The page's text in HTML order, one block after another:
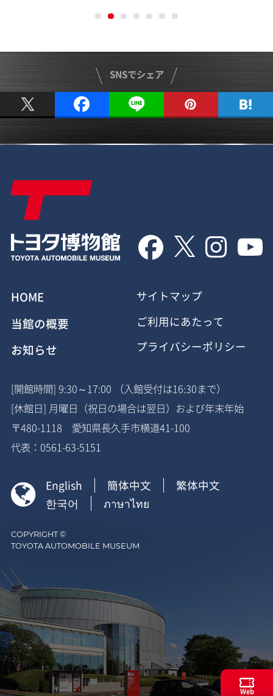
Web
SNSでシェア
   
HOME
当館の概要
お知らせ
サイトマップ
ご利用にあたって
プライバシーポリシー
[開館時間] 9:30～17:00 （入館受付は16:30まで）
[休館日] 月曜日（祝日の場合は翌日）および年末年始
〒480-1118 愛知県長久手市横道41-100
代表：0561-63-5151
 English 簡体中文
繁体中文
한국어
ภาษาไทย
COPYRIGHT ©
TOYOTA AUTOMOBILE MUSEUM